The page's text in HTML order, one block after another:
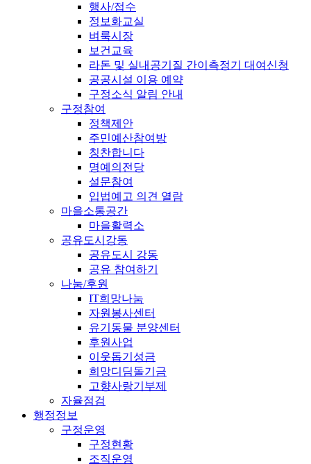
행사/접수
정보화교실
벼룩시장
보건교육
라돈 및 실내공기질 간이측정기 대여신청
공공시설 이용 예약
구정소식 알림 안내
구정참여
정책제안
주민예산참여방
칭찬합니다
명예의전당
설문참여
입법예고 의견 열람
마을소통공간
마을활력소
공유도시강동
공유도시 강동
공유 참여하기
나눔/후원
IT희망나눔
자원봉사센터
유기동물 분양센터
후원사업
이웃돕기성금
희망디딤돌기금
고향사랑기부제
자율점검
행정정보
구정운영
구정현황
조직운영